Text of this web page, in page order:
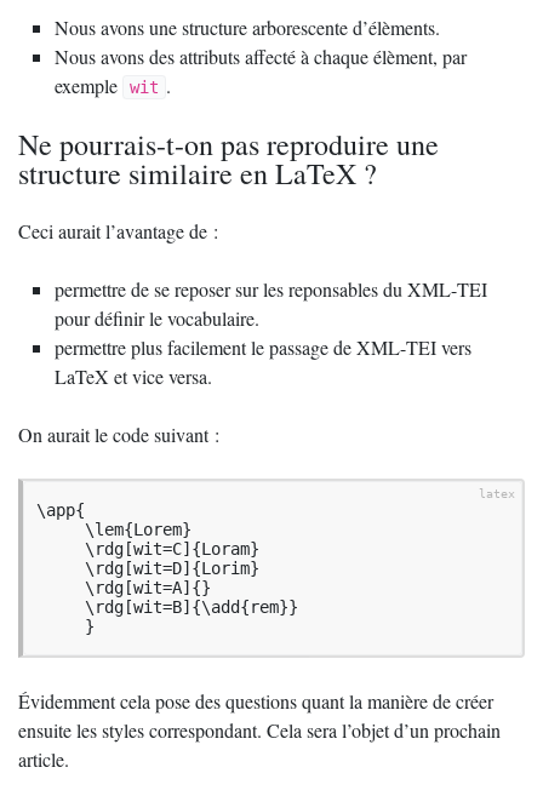
Nous avons une structure arborescente d’élèments.
Nous avons des attributs affecté à chaque élèment, par
exemple
wit .
Ne pourrais-t-on pas reproduire une
structure similaire en LaTeX ?
Ceci aurait l’avantage de :
permettre de se reposer sur les reponsables du XML-TEI
pour définir le vocabulaire.
permettre plus facilement le passage deXML-TEIvers
LaTeX et vice versa.
On aurait le code suivant :
\app{
}
Évidemment cela pose des questions quant la manière de créer
ensuite les styles correspondant. Cela sera l’objet d’un prochain
article.